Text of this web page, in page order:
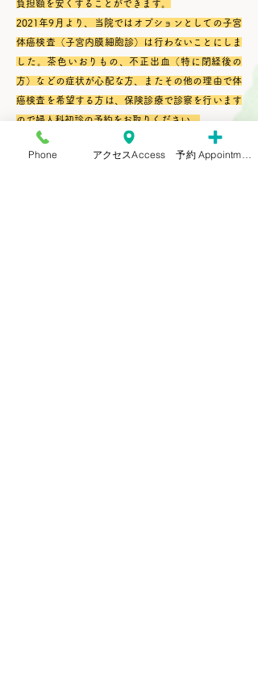
負担額を安くすることができます。
2021年9月より、当院ではオプションとしての子宮
体癌検査（子宮内膜細胞診）は行わないことにしま
した。茶色いおりもの、不正出血（特に閉経後の
方）などの症状が心配な方、またその他の理由で体
癌検査を希望する方は、保険診療で診察を行います
ので婦人科初診の予約をお取りください。
Phone アクセスAccess